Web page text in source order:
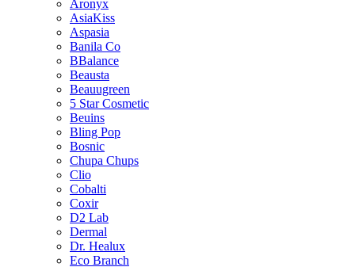
Aronyx
AsiaKiss
Aspasia
Banila Co
BBalance
Beausta
Beauugreen
5 Star Cosmetic
Beuins
Bling Pop
Bosnic
Chupa Chups
Clio
Cobalti
Coxir
D2 Lab
Dermal
Dr. Healux
Eco Branch